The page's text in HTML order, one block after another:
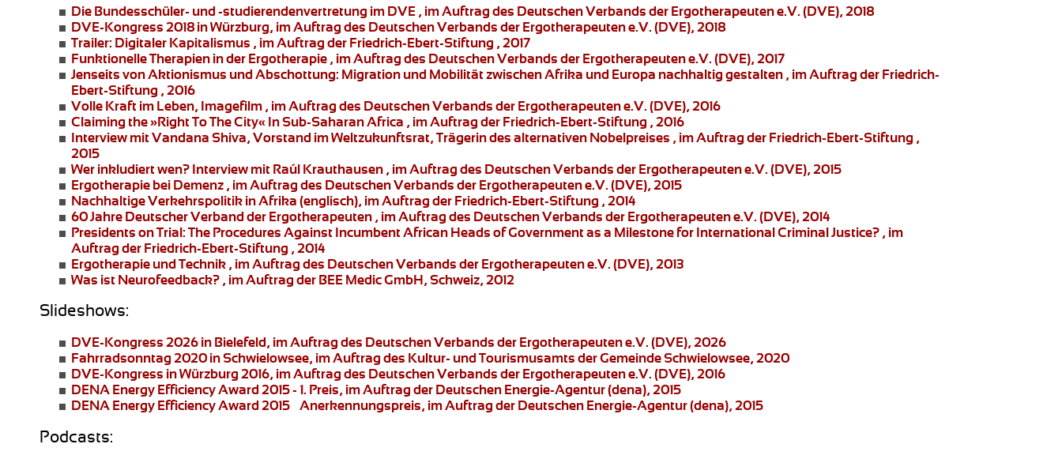
Die Bundesschüler- und -studierendenvertretung im DVE , im Auftrag des Deutschen Verbands der Ergotherapeuten e.V. (DVE), 2018
DVE-Kongress 2018 in Würzburg, im Auftrag des Deutschen Verbands der Ergotherapeuten e.V. (DVE), 2018
Trailer: Digitaler Kapitalismus , im Auftrag der Friedrich-Ebert-Stiftung , 2017
Funktionelle Therapien in der Ergotherapie , im Auftrag des Deutschen Verbands der Ergotherapeuten e.V. (DVE), 2017
Jenseits von Aktionismus und Abschottung: Migration und Mobilität zwischen Afrika und Europa nachhaltig gestalten , im Auftrag der Friedrich-
Ebert-Stiftung , 2016
Volle Kraft im Leben, Imagefilm , im Auftrag des Deutschen Verbands der Ergotherapeuten e.V. (DVE), 2016
Claiming the »Right To The City« In Sub-Saharan Africa , im Auftrag der Friedrich-Ebert-Stiftung , 2016
Interview mit Vandana Shiva, Vorstand im Weltzukunftsrat, Trägerin des alternativen Nobelpreises , im Auftrag der Friedrich-Ebert-Stiftung ,
2015
Wer inkludiert wen? Interview mit Raúl Krauthausen , im Auftrag des Deutschen Verbands der Ergotherapeuten e.V. (DVE), 2015
Ergotherapie bei Demenz , im Auftrag des Deutschen Verbands der Ergotherapeuten e.V. (DVE), 2015
Nachhaltige Verkehrspolitik in Afrika (englisch), im Auftrag der Friedrich-Ebert-Stiftung , 2014
60 Jahre Deutscher Verband der Ergotherapeuten , im Auftrag des Deutschen Verbands der Ergotherapeuten e.V. (DVE), 2014
Presidents on Trial: The Procedures Against Incumbent African Heads of Government as a Milestone for International Criminal Justice? , im
Auftrag der Friedrich-Ebert-Stiftung , 2014
Ergotherapie und Technik , im Auftrag des Deutschen Verbands der Ergotherapeuten e.V. (DVE), 2013
Was ist Neurofeedback? , im Auftrag der BEE Medic GmbH, Schweiz, 2012
Slideshows:
DVE-Kongress 2026 in Bielefeld, im Auftrag des Deutschen Verbands der Ergotherapeuten e.V. (DVE), 2026
Fahrradsonntag 2020 in Schwielowsee, im Auftrag des Kultur- und Tourismusamts der Gemeinde Schwielowsee, 2020
DVE-Kongress in Würzburg 2016, im Auftrag des Deutschen Verbands der Ergotherapeuten e.V. (DVE), 2016
DENA Energy Efficiency Award 2015 - 1. Preis, im Auftrag der Deutschen Energie-Agentur (dena), 2015
DENA Energy Efficiency Award 2015 – Anerkennungspreis, im Auftrag der Deutschen Energie-Agentur (dena), 2015
Podcasts: